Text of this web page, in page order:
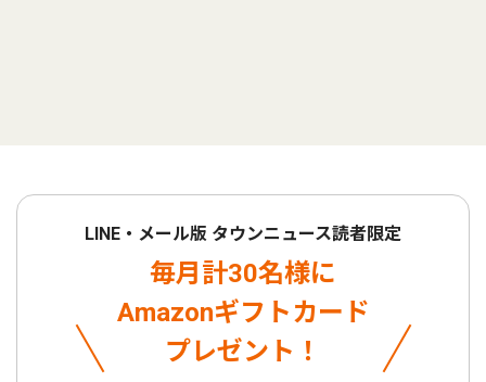
LINE・メール版 タウンニュース読者限定
毎月計30名様に
Amazonギフトカード
プレゼント！